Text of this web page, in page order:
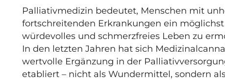
Palliativmedizin bedeutet, Menschen mit
fortschreitenden Erkrankungen ein möglichst
würdevolles und schmerzfreies Leben zu
In den letzten Jahren hat sich
wertvolle Ergänzung in der
etabliert – nicht als Wundermittel, sondern